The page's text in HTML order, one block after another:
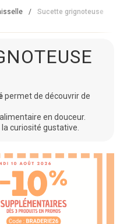
/ Sucette grignoteuse
permet de découvrir de
en douceur.
curiosité gustative.